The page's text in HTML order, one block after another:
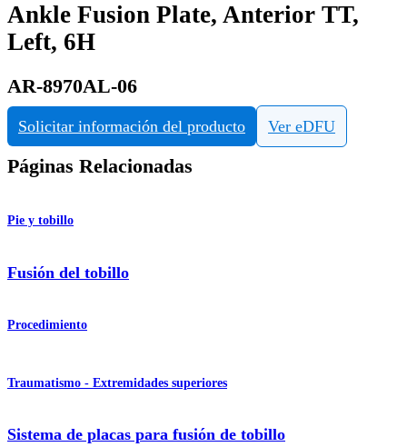
Ankle Fusion Plate, Anterior TT,
Left, 6H
AR-8970AL-06
Solicitar información del producto Ver eDFU
Páginas Relacionadas
Pie y tobillo
Fusión del tobillo
Procedimiento
Traumatismo - Extremidades superiores
Sistema de placas para fusión de tobillo